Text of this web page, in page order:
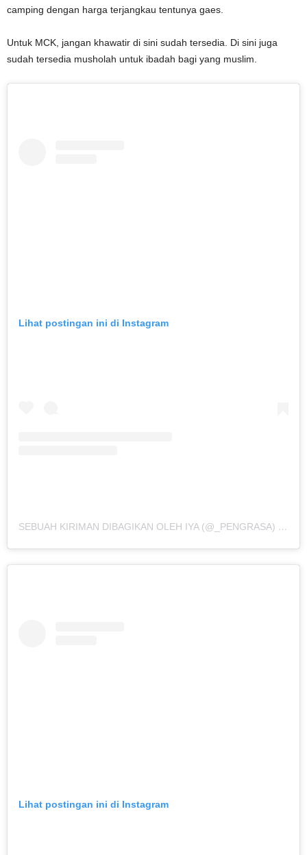
camping dengan harga terjangkau tentunya gaes.
Untuk MCK, jangan khawatir di sini sudah tersedia. Di sini juga
sudah tersedia musholah untuk ibadah bagi yang muslim.
Lihat postingan ini di Instagram
SEBUAH KIRIMAN DIBAGIKAN OLEH IYA (@_PENGRASA)
Lihat postingan ini di Instagram